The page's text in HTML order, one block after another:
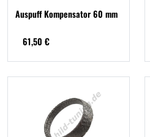
Auspuff Kompensator 60 mm
61,50 €